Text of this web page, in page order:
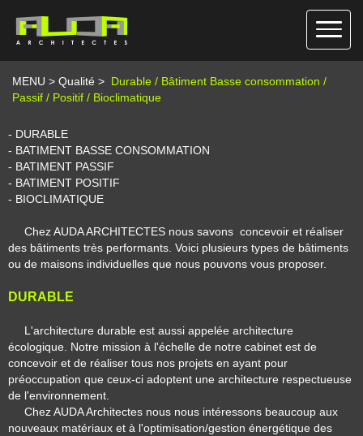
MENU > Qualité > Durable / Bâtiment Basse consommation /
Passif / Positif / Bioclimatique
- DURABLE
- BATIMENT BASSE CONSOMMATION
- BATIMENT PASSIF
- BATIMENT POSITIF
- BIOCLIMATIQUE
Chez AUDA ARCHITECTES nous savons concevoir et réaliser
des bâtiments très performants. Voici plusieurs types de bâtiments
ou de maisons individuelles que nous pouvons vous proposer.
DURABLE
L'architecture durable est aussi appelée architecture
écologique. Notre mission à l'échelle de notre cabinet est de
concevoir et de réaliser tous nos projets en ayant pour
préoccupation que ceux-ci adoptent une architecture respectueuse
de l'environnement.
Chez AUDA Architectes nous nous intéressons beaucoup aux
nouveaux matériaux et à l'optimisation/gestion énergétique des